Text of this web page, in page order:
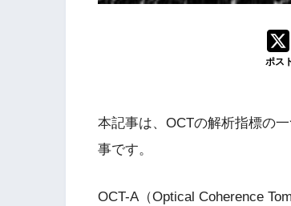
ポス
本記事は、OCTの解析指標の
事です。
OCT-A（Optical Coherence